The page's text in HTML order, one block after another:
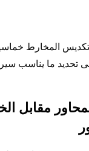
المخارط
تحديد ما يناسب
مقابل